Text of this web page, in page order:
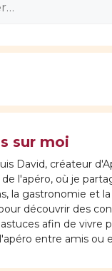
sur moi
David, créateur
l'apéro, où je
la gastronomie et
découvrir des
afin de vivre
entre amis ou